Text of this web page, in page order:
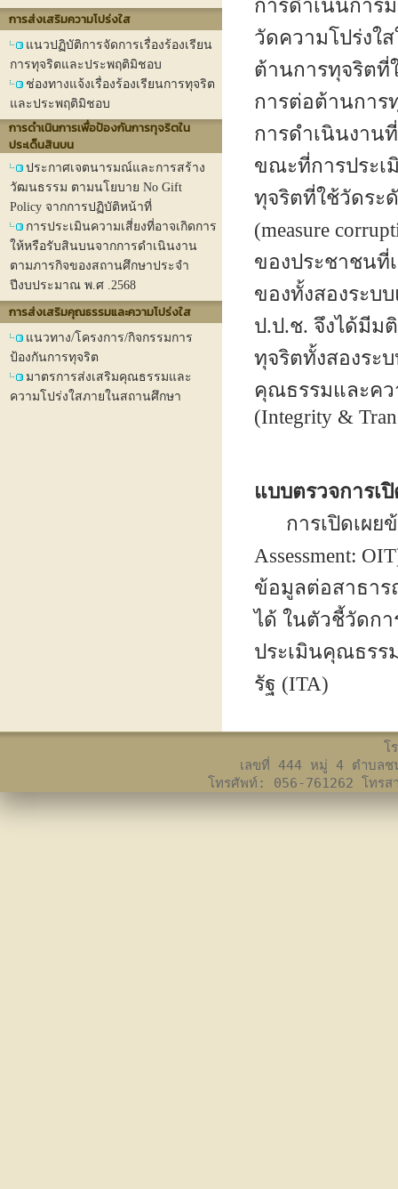
การส่งเสริมความโปร่งใส
แนวปฏิบัติการจัดการเรื่องร้องเรียน
การทุจริตและประพฤติมิชอบ
ช่องทางแจ้งเรื่องร้องเรียนการทุจริต
และประพฤติมิชอบ
การดําเนินการเพื่อป้องกันการทุจริตใน
ประเด็นสินบน
ประกาศเจตนารมณ์และการสร้าง
วัฒนธรรม ตามนโยบาย No Gift
Policy จากการปฏิบัติหน้าที่
การประเมินความเสี่ยงที่อาจเกิดการ
ให้หรือรับสินบนจากการดำเนินงาน
ตามภารกิจของสถานศึกษาประจำ
ปีงบประมาณ พ.ศ .2568
การส่งเสริมคุณธรรมและความโปร่งใส
แนวทาง/โครงการ/กิจกรรมการ
ป้องกันการทุจริต
มาตรการส่งเสริมคุณธรรมและ
ความโปร่งใสภายในสถานศึกษา
การดำเนินการ
วัดความโปร่งใ
ต้านการทุจริตที่
การต่อต้านการทุ
การดำเนินงาน
ขณะที่การประเ
ทุจริตที่ใช้วัดระ
(measure
ของประชาชนที่
ของทั้งสองระบ
ป.ป.ช. จึงได้มีม
ทุจริตทั้งสองระ
คุณธรรมและคว
(Integrity &
แบบตรวจการเ
การเปิดเผยข้อ
Assessment:
ข้อมูลต่อสาธาร
ได้ ในตัวชี้วัดกา
ประเมินคุณธรร
รัฐ (ITA)
โ
เลขที่ 444 หมู่ 4 ตำบลช
โทรศัพท์: 056-761262 โทร